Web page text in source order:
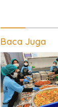
Baca Juga